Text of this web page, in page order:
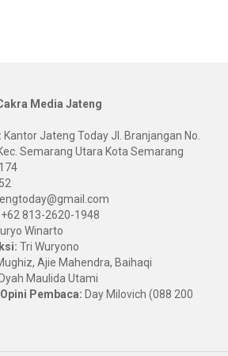
Media Jateng
Kantor Jateng Today Jl. Branjangan No.
Semarang Utara Kota Semarang
+62 813-2620-1948
Winarto
Tri Wuryono
Ajie Mahendra, Baihaqi
Maulida Utami
Pembaca: Day Milovich (088 200